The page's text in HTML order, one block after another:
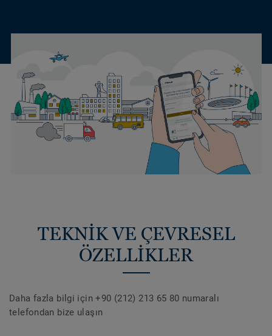
TEKNİK VE ÇEVRESEL
ÖZELLİKLER
Daha fazla bilgi için +90 (212) 213 65 80 numaralı
telefondan bize ulaşın